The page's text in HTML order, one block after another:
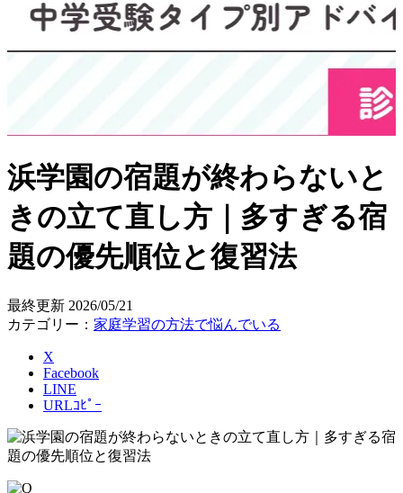
浜学園の宿題が終わらないと
きの立て直し方｜多すぎる宿
題の優先順位と復習法
最終更新 2026/05/21
カテゴリー： 家庭学習の方法で悩んでいる
X
Facebook
LINE
URLｺﾋﾟｰ